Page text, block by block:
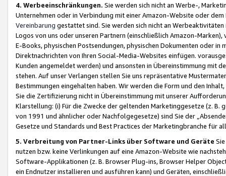
4. Werbeeinschränkungen. Sie werden sich nicht an Werbe-,
Unternehmen oder in Verbindung mit einer Amazon-Website oder
Vereinbarung gestattet sind. Sie werden sich nicht an
Logos von uns oder unseren Partnern (einschließlich Amazon-
E-Books, physischen Postsendungen, physischen Dokumenten oder in
Direktnachrichten von Ihren Social-Media-Websites einfügen.
Kunden angemeldet werden) und ansonsten in Übereinstimmung mit
stehen. Auf unser Verlangen stellen Sie uns repräsentative
Bestimmungen eingehalten haben. Wir werden die Form und den
Sie die Zertifizierung nicht in Übereinstimmung mit unserer
Klarstellung: (i) Für die Zwecke der geltenden Marketinggesetze (z. B.
von 1991 und ähnlicher oder Nachfolgegesetze) sind Sie der
Gesetze und Standards und Best Practices der Marketingbranche für
5. Verbreitung von Partner-Links über Software und Geräte
nutzen bzw. keine Verlinkungen auf eine Amazon-Website wie
Software-Applikationen (z. B. Browser Plug-ins, Browser Helper
ein Endnutzer installieren und ausführen kann) und Geräten,